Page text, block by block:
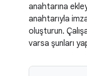
anahtarına
anahtarıyla
oluşturun.
varsa şunları